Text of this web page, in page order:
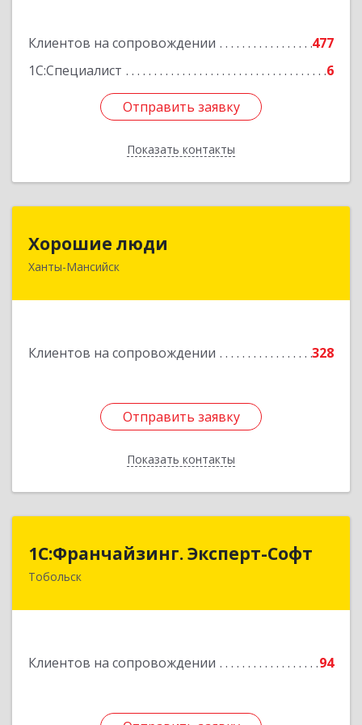
Клиентов на сопровождении
477
1С:Специалист
6
Отправить заявку
Показать контакты
Отправить заявку
Назад
Хорошие люди
Ханты-Мансийск
Клиентов на сопровождении 328
Отправить заявку
Показать контакты
628007, Ханты-Мансийский Автономный округ
Подробнее
Отправить заявку
Назад
1С:Франчайзинг. Эксперт-Софт
Тобольск
Клиентов на сопровождении 94
1С:Франчайзинг. Эксперт-Софт
626150, Тюменская обл, Тобольск г, 7-й мкр,